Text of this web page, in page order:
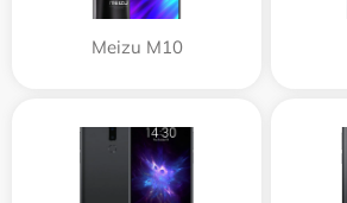
Meizu M10